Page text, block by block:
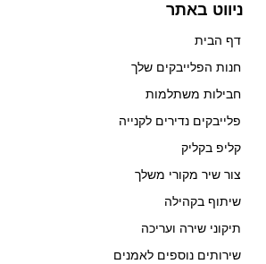
ניווט באתר
דף הבית
חנות הפלייבקים שלך
חבילות משתלמות
פלייבקים נדירים לקנייה
קליפ בקליק
צור שיר מקורי משלך
שיתוף בקהילה
תיקוני שירה ועריכה
שירותים נוספים לאמנים